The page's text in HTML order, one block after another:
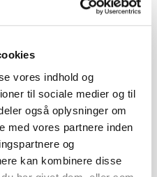
vores indhold og
til sociale medier og til
også oplysninger om
med vores partnere inden
og
kan kombinere disse
2-akslet, 730 mm,
1.580,00
1.264,00kr. ekskl. moms